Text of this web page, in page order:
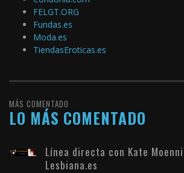
FELGT.ORG
Fundas.es
Moda.es
TiendasEroticas.es
MÁS COMENTADO
LO MÁS COMENTADO
Línea directa con Kate
Lesbiana.es